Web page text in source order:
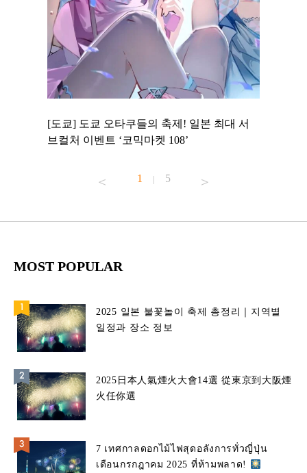
[도쿄] 도쿄 오타쿠들의 축제! 일본 최대 서
브컬처 이벤트 ‘코믹마켓 108’
1 | 5
MOST POPULAR
2025 일본 불꽃놀이 축제 총정리｜지역별
일정과 장소 정보
2025日本人氣煙火大會14選 從東京到大阪煙
火任你選
7 เทศกาลดอกไม้ไฟสุดอลังการทั่วญี่ปุ่น
เดือนกรกฎาคม 2025 ที่ห้ามพลาด!